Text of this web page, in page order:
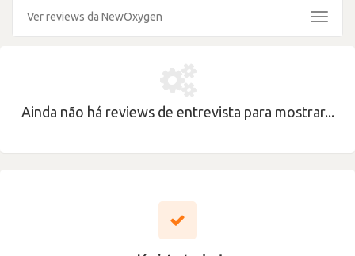
Ver reviews da NewOxygen
Toggle
Ainda não há reviews de entrevista para mostrar...